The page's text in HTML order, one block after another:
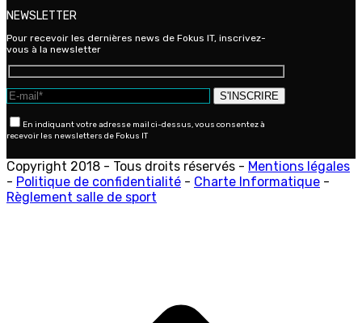
NEWSLETTER
Pour recevoir les dernières news de Fokus IT, inscrivez-
vous à la newsletter
En indiquant votre adresse mail ci-dessus, vous consentez à
recevoir les newsletters de Fokus IT
Copyright 2018 - Tous droits réservés - Mentions légales
- Politique de confidentialité - Charte Informatique -
Règlement salle de sport